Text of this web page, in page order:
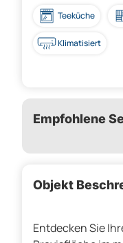
Teeküche
Klimatisiert
Empfohlene
Objekt
Entdecken Sie